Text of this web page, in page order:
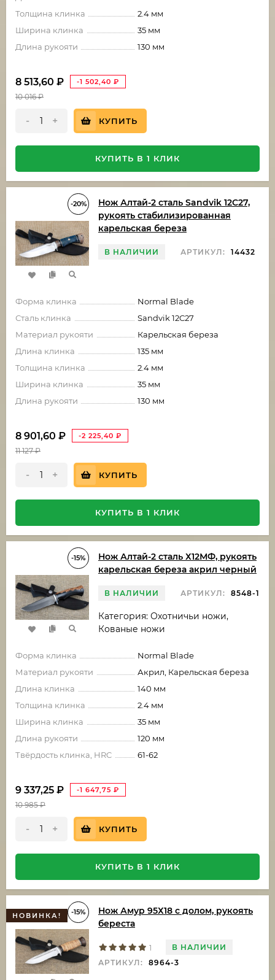
Толщина клинка
2.4 мм
Ширина клинка
35 мм
Длина рукояти
130 мм
8 513,60 ₽ -1 502,40 ₽
10 016₽
- + КУПИТЬ
КУПИТЬ В 1 КЛИК
-20%
Нож Алтай-2 сталь Sandvik 12C27,
рукоять стабилизированная
карельская береза
В НАЛИЧИИ АРТИКУЛ: 14432
Форма клинка
Normal Blade
Сталь клинка
Sandvik 12C27
Материал рукояти
Карельская береза
Длина клинка
135 мм
Толщина клинка
2.4 мм
Ширина клинка
35 мм
Длина рукояти
130 мм
8 901,60 ₽ -2 225,40 ₽
11 127₽
- + КУПИТЬ
КУПИТЬ В 1 КЛИК
-15%
Нож Алтай-2 сталь Х12МФ, рукоять
карельская береза акрил черный
В НАЛИЧИИ АРТИКУЛ: 8548-1
Категория: Охотничьи ножи,
Кованые ножи
Форма клинка
Normal Blade
Материал рукояти
Акрил, Карельская береза
Длина клинка
140 мм
Толщина клинка
2.4 мм
Ширина клинка
35 мм
Длина рукояти
120 мм
Твёрдость клинка, HRC
61-62
9 337,25 ₽ -1 647,75 ₽
10 985₽
- + КУПИТЬ
КУПИТЬ В 1 КЛИК
НОВИНКА! -15%
Нож Амур 95Х18 с долом, рукоять
береста
1
В НАЛИЧИИ
АРТИКУЛ:
8964-3